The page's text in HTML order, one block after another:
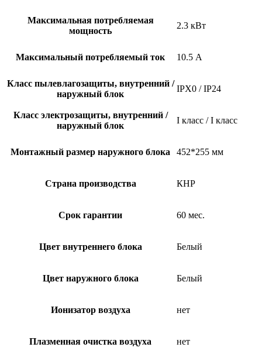
Максимальная потребляемая
мощность
2.3 кВт
Максимальный потребляемый ток 10.5 А
Класс пылевлагозащиты, внутренний /
наружный блок
IPX0 / IP24
Класс электрозащиты, внутренний /
наружный блок
I класс / I класс
Монтажный размер наружного блока 452*255 мм
Страна производства КНР
Срок гарантии 60 мес.
Цвет внутреннего блока Белый
Цвет наружного блока Белый
Ионизатор воздуха нет
Плазменная очистка воздуха нет